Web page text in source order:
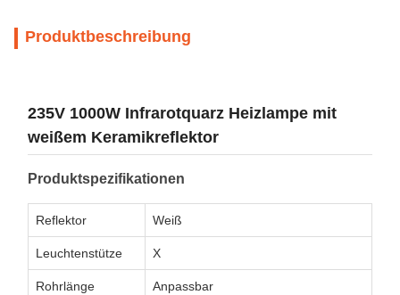
Produktbeschreibung
235V 1000W Infrarotquarz Heizlampe mit
weißem Keramikreflektor
Produktspezifikationen
Reflektor Weiß
Leuchtenstütze X
Rohrlänge Anpassbar